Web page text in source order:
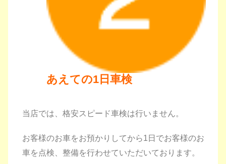
あえての1日車検
当店では、格安スピード車検は行いません。
お客様のお車をお預かりしてから1日でお客様のお
車を点検、整備を行わせていただいております。